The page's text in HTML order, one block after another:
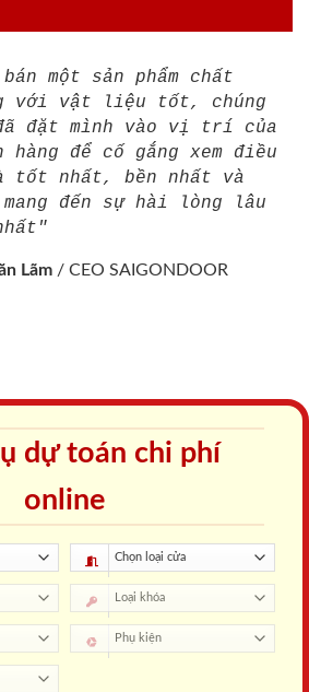
một sản phẩm chất
với vật liệu tốt, chúng
đặt mình vào vị trí của
hàng để cố gắng xem điều
tốt nhất, bền nhất và
đến sự hài lòng lâu
Lãm / CEO SAIGONDOOR
dự toán chi phí
online